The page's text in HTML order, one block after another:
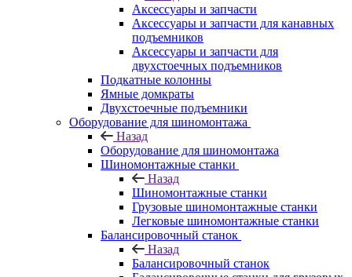
Аксессуары и запчасти
Аксессуары и запчасти для канавных
подъемников
Аксессуары и запчасти для
двухстоечных подъемников
Подкатные колонны
Ямные домкраты
Двухстоечные подъемники
Оборудование для шиномонтажа
Назад
Оборудование для шиномонтажа
Шиномонтажные станки
Назад
Шиномонтажные станки
Грузовые шиномонтажные станки
Легковые шиномонтажные станки
Балансировочный станок
Назад
Балансировочный станок